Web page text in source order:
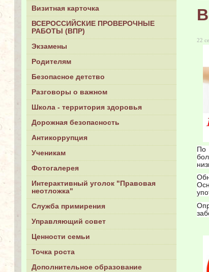
Визитная карточка
ВСЕРОССИЙСКИЕ ПРОВЕРОЧНЫЕ
РАБОТЫ (ВПР)
Экзамены
Родителям
Безопасное детство
Разговоры о важном
Школа - территория здоровья
Дорожная безопасность
Антикоррупция
Ученикам
Фотогалерея
Интерактивный уголок "Правовая
неотложка"
Служба примирения
Управляющий совет
Ценности семьи
Точка роста
Дополнительное образование
22
По